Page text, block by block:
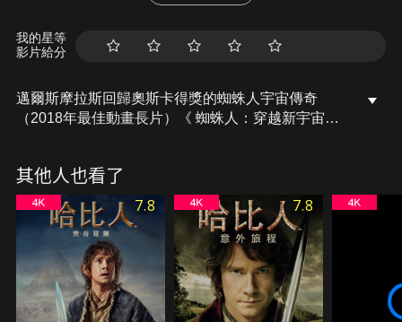
我的星等
影片給分
邁爾斯摩拉斯回歸奧斯卡得獎的蜘蛛人宇宙傳奇
（2018年最佳動畫長片）《 蜘蛛人：穿越新宇宙》
一支負責保護其存在的蜘蛛人團隊。但當英雄們就如
何處理新的威脅而出現爭執時，邁爾斯發現自己與其
他蜘蛛人之間有了矛盾，他必須重新定義成為英雄的
意義，才能拯救他最愛的人。【本片中文字幕為國語
配音之字幕。】
其他人也看了
7.8 7.8